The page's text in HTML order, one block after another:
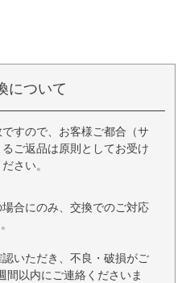
について
すので、お客様ご都合（サ
ご返品は原則としてお受け
さい。
合にのみ、交換でのご対応
いただき、不良・破損がご
間以内にご連絡くださいま